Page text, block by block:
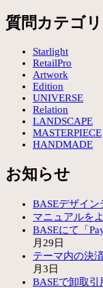
質問カテゴ
Starlight
RetailPro
Artwork
Edition
UNIVERSE
Relation
LANDSCAPE
MASTERPIECE
HANDMADE
お知らせ
BASEデザイン
マニュアルを
BASEにて「
月29日
テーマ内の決
月3日
BASEで卸取引